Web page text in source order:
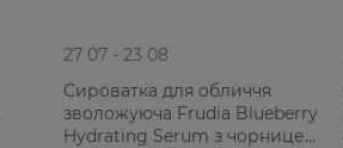
27 07 - 23 08
Сироватка для обличчя
зволожуюча Frudia Blueberry
Hydrating Serum з чорницею